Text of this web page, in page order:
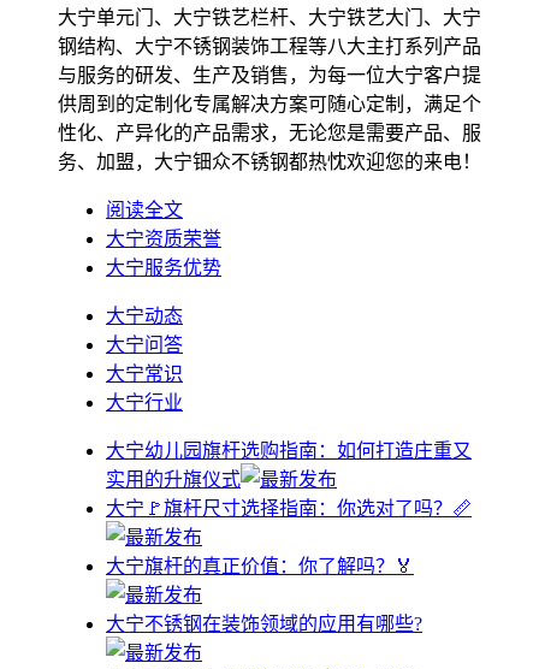
大宁单元门、大宁铁艺栏杆、大宁铁艺大门、大宁
钢结构、大宁不锈钢装饰工程等八大主打系列产品
与服务的研发、生产及销售，为每一位大宁客户提
供周到的定制化专属解决方案可随心定制，满足个
性化、产异化的产品需求，无论您是需要产品、服
务、加盟，大宁钿众不锈钢都热忱欢迎您的来电！
阅读全文
大宁资质荣誉
大宁服务优势
大宁动态
大宁问答
大宁常识
大宁行业
大宁幼儿园旗杆选购指南：如何打造庄重又
实用的升旗仪式
大宁🚩旗杆尺寸选择指南：你选对了吗？📏
大宁旗杆的真正价值：你了解吗？🏅
大宁不锈钢在装饰领域的应用有哪些?